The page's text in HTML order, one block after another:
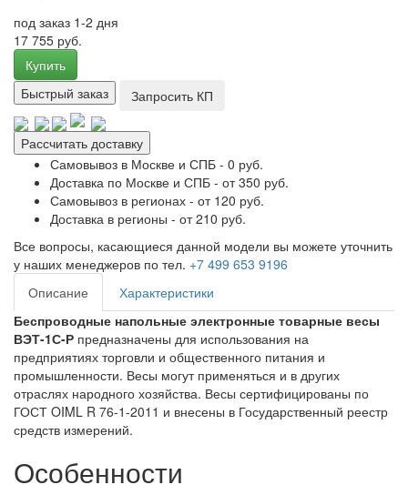
под заказ 1-2 дня
17 755 руб.
Купить
Быстрый заказ
Запросить КП
Рассчитать доставку
Самовывоз в Москве и СПБ - 0 руб.
Доставка по Москве и СПБ - от 350 руб.
Самовывоз в регионах - от 120 руб.
Доставка в регионы - от 210 руб.
Все вопросы, касающиеся данной модели вы можете уточнить
у наших менеджеров по тел. +7 499 653 9196
Описание
Характеристики
Беспроводные напольные электронные товарные весы
ВЭТ-1С-Р предназначены для использования на
предприятиях торговли и общественного питания и
промышленности. Весы могут применяться и в других
отраслях народного хозяйства. Весы сертифицированы по
ГОСТ OIML R 76-1-2011 и внесены в Государственный реестр
средств измерений.
Особенности